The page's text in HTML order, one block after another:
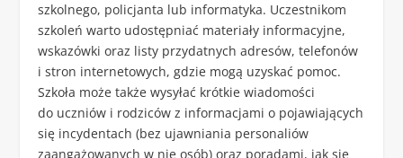
szkolnego, policjanta lub informatyka. Uczestnikom
szkoleń warto udostępniać materiały informacyjne,
wskazówki oraz listy przydatnych adresów, telefonów
i stron internetowych, gdzie mogą uzyskać pomoc.
Szkoła może także wysyłać krótkie wiadomości
do uczniów i rodziców z informacjami o pojawiających
się incydentach (bez ujawniania personaliów
zaangażowanych w nie osób) oraz poradami, jak się